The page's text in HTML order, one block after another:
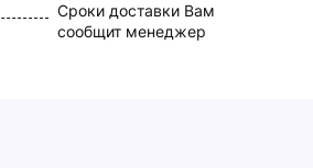
Сроки доставки Вам
сообщит менеджер